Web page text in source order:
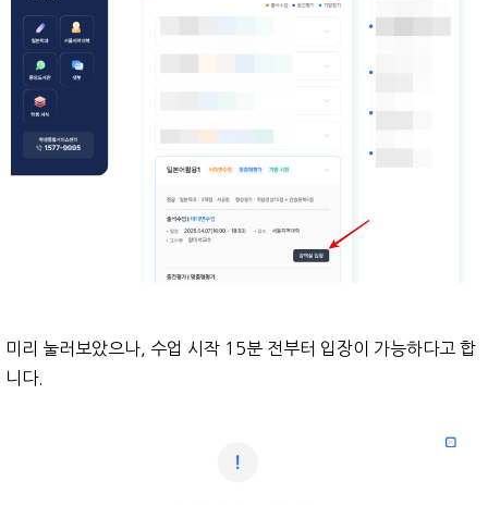
미리 눌러보았으나, 수업 시작 15분 전부터 입장이 가능하다고 합
니다.